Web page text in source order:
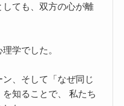
ても、双方の心が離
学でした。
、そして「なぜ同じ
知ることで、 私たち